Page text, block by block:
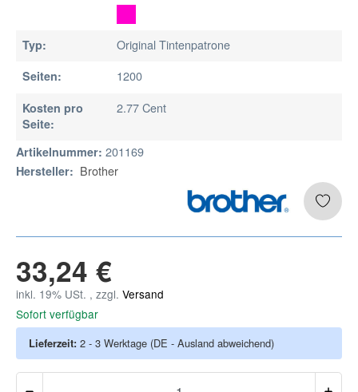
Typ: Original Tintenpatrone
Seiten: 1200
Kosten pro
Seite:
2.77 Cent
Artikelnummer: 201169
Hersteller: Brother
33,24 €
inkl. 19% USt. , zzgl. Versand
Sofort verfügbar
Lieferzeit: 2 - 3 Werktage (DE - Ausland abweichend)